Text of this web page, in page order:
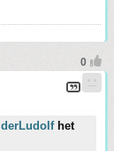
derLudolfhet